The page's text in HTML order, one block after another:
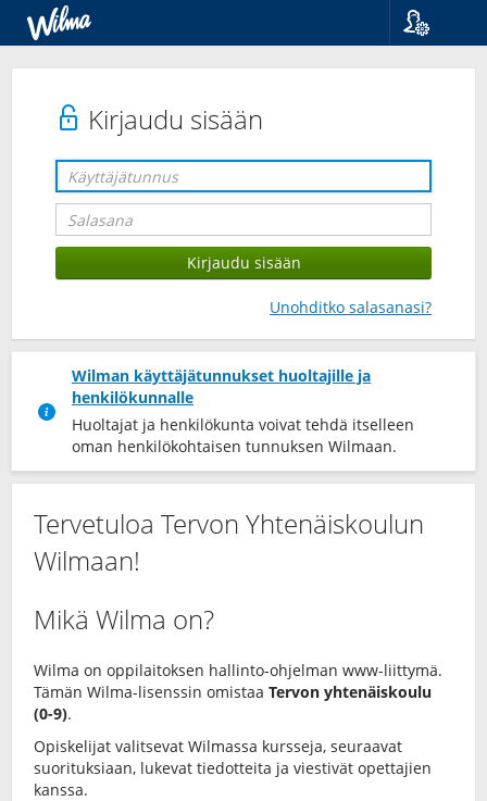
Kirjaudu sisään
Unohditko salasanasi?
Wilman käyttäjätunnukset huoltajille ja
henkilökunnalle
Huoltajat ja henkilökunta voivat tehdä itselleen
oman henkilökohtaisen tunnuksen Wilmaan.
Tervetuloa Tervon Yhtenäiskoulun
Wilmaan!
Mikä Wilma on?
Wilma on oppilaitoksen hallinto-ohjelman www-liittymä.
Tämän Wilma-lisenssin omistaa Tervon yhtenäiskoulu
(0-9).
Opiskelijat valitsevat Wilmassa kursseja, seuraavat
suorituksiaan, lukevat tiedotteita ja viestivät opettajien
kanssa.